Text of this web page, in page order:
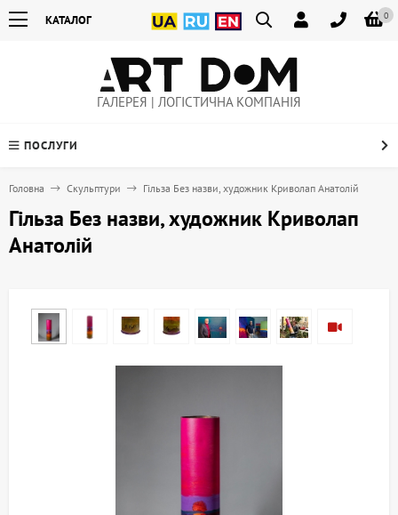
0
КАТАЛОГ
ГАЛЕРЕЯ | ЛОГІСТИЧНА КОМПАНІЯ
ПОСЛУГИ
Головна Скульптури Гільза Без назви, художник Криволап Анатолій
Гільза Без назви, художник Криволап
Анатолій